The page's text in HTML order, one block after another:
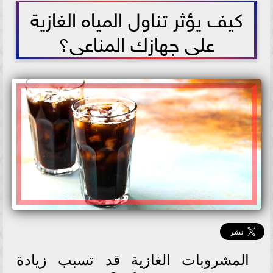
كيف يؤثر تناول المياه الغازية
على جهازك المناعى؟
المشروبات الغازية قد تسبب زيادة